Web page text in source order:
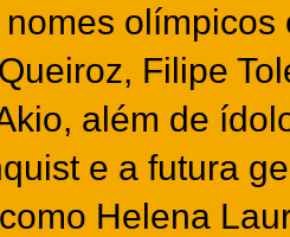
olímpicos
Filipe
além de
e a futura
Helena